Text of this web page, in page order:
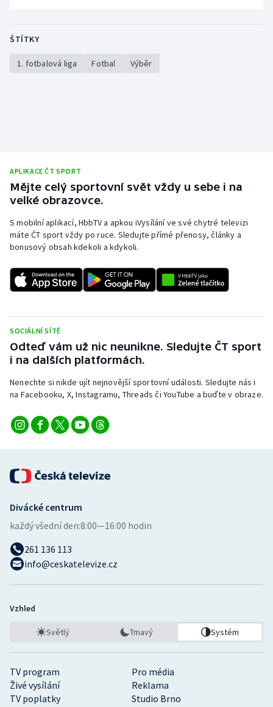
ŠTÍTKY
1. fotbalová liga Fotbal Výběr
APLIKACE ČT SPORT
Mějte celý sportovní svět vždy u sebe i na
velké obrazovce.
S mobilní aplikací, HbbTV a apkou iVysílání ve své chytré televizi
máte ČT sport vždy po ruce. Sledujte přímé přenosy, články a
bonusový obsah kdekoli a kdykoli.
SOCIÁLNÍ SÍTĚ
Odteď vám už nic neunikne. Sledujte ČT sport
i na dalších platformách.
Nenechte si nikde ujít nejnovější sportovní události. Sledujte nás i
na Facebooku, X, Instagramu, Threads či YouTube a buďte v obraze.
TV program
Pro média
Živé vysílání
Reklama
TV poplatky
Studio Brno
Divácké centrum
každý všední den:8:00—16:00 hodin
261 136 113
info@ceskatelevize.cz
Vzhled
Světlý Tmavý Systém